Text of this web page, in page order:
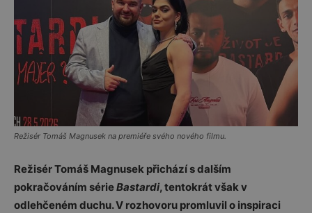
Režisér Tomáš Magnusek na premiéře svého nového filmu.
Režisér Tomáš Magnusek přichází s dalším
pokračováním sérieBastardi, tentokrát však v
odlehčeném duchu. V rozhovoru promluvil o inspiraci